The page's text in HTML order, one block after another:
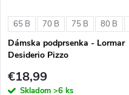
65 B 70 B 75 B 80 B
Dámska podprsenka - Lormar
Desiderio Pizzo
€18,99
Skladom >6 ks